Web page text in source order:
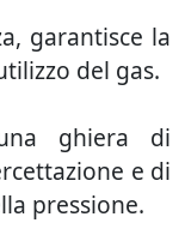
garantisce la
del gas.
ghiera di
e di
pressione.